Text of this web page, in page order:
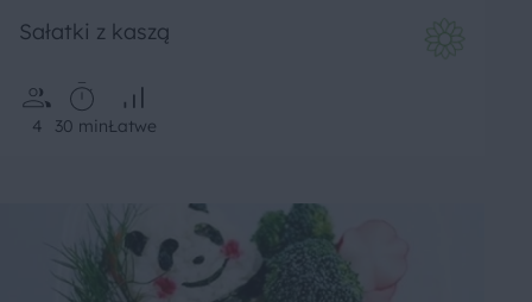
Sałatki z kaszą
4 30 minŁatwe